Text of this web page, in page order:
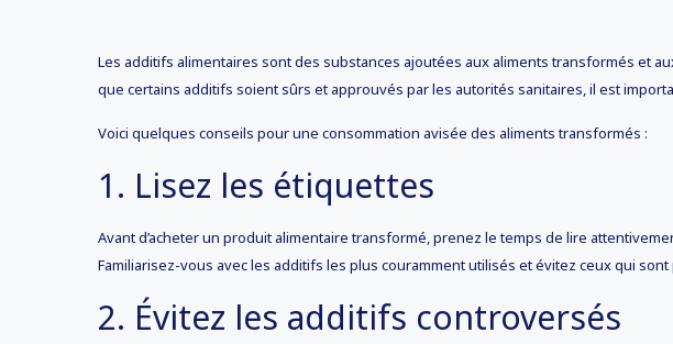
Les additifs alimentaires sont des substances ajoutées aux aliments transformés et
que certains additifs soient sûrs et approuvés par les autorités sanitaires, il est
Voici quelques conseils pour une consommation avisée des aliments transformés :
1. Lisez les étiquettes
Avant d’acheter un produit alimentaire transformé, prenez le temps de lire
Familiarisez-vous avec les additifs les plus couramment utilisés et évitez ceux qui
2. Évitez les additifs controversés